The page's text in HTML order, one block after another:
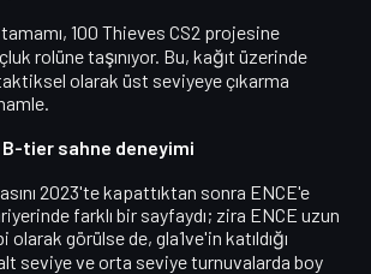
100 Thieves CS2 projesine
rolüne taşınıyor. Bu, kağıt üzerinde
olarak üst seviyeye çıkarma
B-tier sahne deneyimi
2023'te kapattıktan sonra ENCE'e
farklı bir sayfaydı; zira ENCE uzun
görülse de, gla1ve'in katıldığı
seviye ve orta seviye turnuvalarda boy